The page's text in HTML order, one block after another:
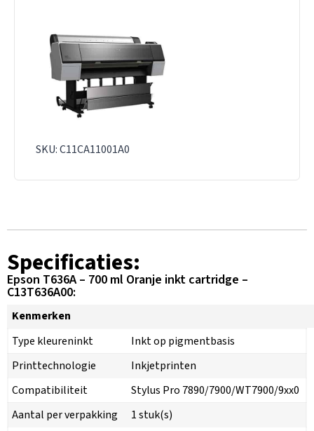
SKU: C11CA11001A0
Specificaties:
Epson T636A – 700 ml Oranje inkt cartridge –
C13T636A00:
Kenmerken
Type kleureninkt
Inkt op pigmentbasis
Printtechnologie
Inkjetprinten
Compatibiliteit
Stylus Pro 7890/7900/WT7900/9xx0
Aantal per verpakking
1 stuk(s)